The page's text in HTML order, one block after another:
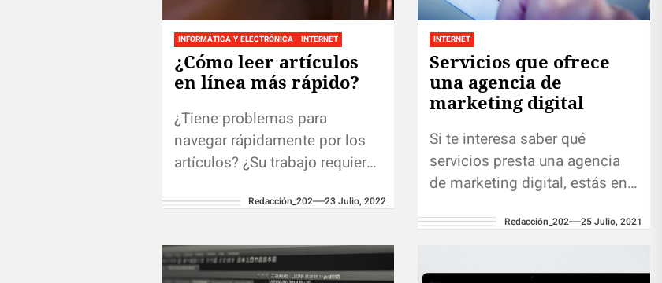
INFORMÁTICA Y ELECTRÓNICA INTERNET
¿Cómo leer artículos
en línea más rápido?
¿Tiene problemas para
navegar rápidamente por los
artículos? ¿Su trabajo requiere
¿Cómo te gustaría mejorar el
Redacción_202 23 Julio, 2022
INTERNET
Servicios que ofrece
una agencia de
marketing digital
Si te interesa saber qué
servicios presta una agencia
de marketing digital, estás en
entrada te mostraremos de
Redacción_202 25 Julio, 2021